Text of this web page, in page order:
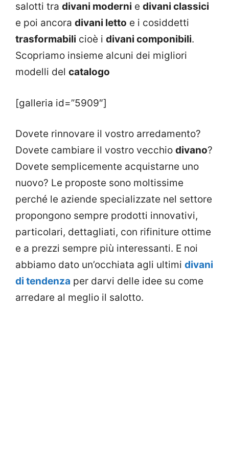
salotti tra divani moderni e divani classici
e poi ancora divani letto e i cosiddetti
trasformabili cioè i divani componibili.
Scopriamo insieme alcuni dei migliori
modelli del catalogo
[galleria id=”5909″]
Dovete rinnovare il vostro arredamento?
Dovete cambiare il vostro vecchio divano?
Dovete semplicemente acquistarne uno
nuovo? Le proposte sono moltissime
perché le aziende specializzate nel settore
propongono sempre prodotti innovativi,
particolari, dettagliati, con rifiniture ottime
e a prezzi sempre più interessanti. E noi
abbiamo dato un’occhiata agli ultimi divani
di tendenza per darvi delle idee su come
arredare al meglio il salotto.